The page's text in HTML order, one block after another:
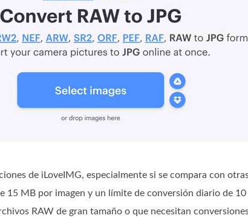
de iLoveIMG, especialmente si se compara con
MB por imagen y un límite de conversión diario de 10
RAW de gran tamaño o que necesitan